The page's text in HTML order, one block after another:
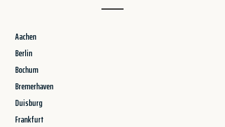
Aachen
Berlin
Bochum
Bremerhaven
Duisburg
Frankfurt